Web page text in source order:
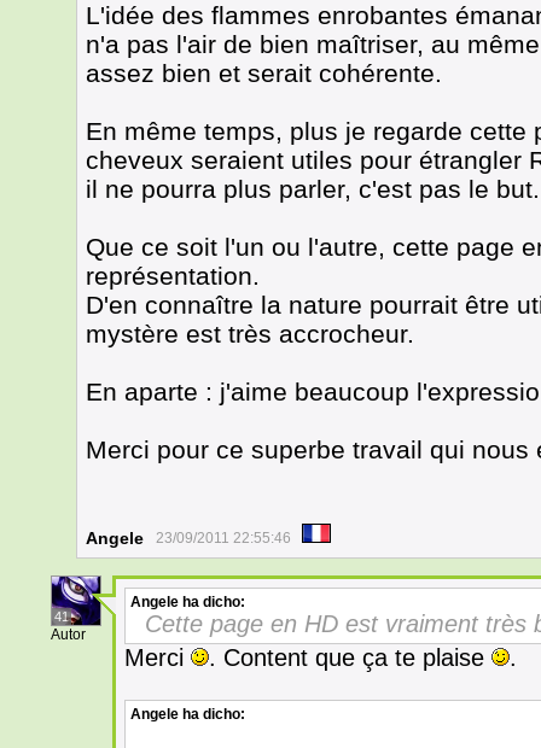
L'idée des flammes enrobantes
n'a pas l'air de bien maîtriser, au
assez bien et serait cohérente.
En même temps, plus je regarde
cheveux seraient utiles pour étrangler
il ne pourra plus parler, c'est pas le but.
Que ce soit l'un ou l'autre, cette page
représentation.
D'en connaître la nature pourrait être
mystère est très accrocheur.
En aparte : j'aime beaucoup
Merci pour ce superbe travail qui
Angele 23/09/2011 22:55:46
41
Autor
Angele ha dicho:
Cette page en HD est vraiment très
Merci
. Content que ça te plaise .
Angele ha dicho: